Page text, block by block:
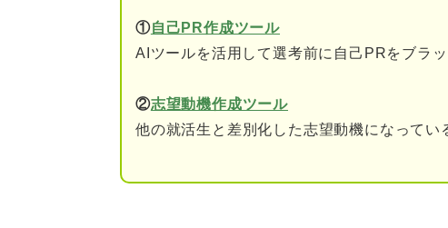
①自己PR作成ツール
AIツールを活用して選考前に自己PRをブラ
②志望動機作成ツール
他の就活生と差別化した志望動機になってい